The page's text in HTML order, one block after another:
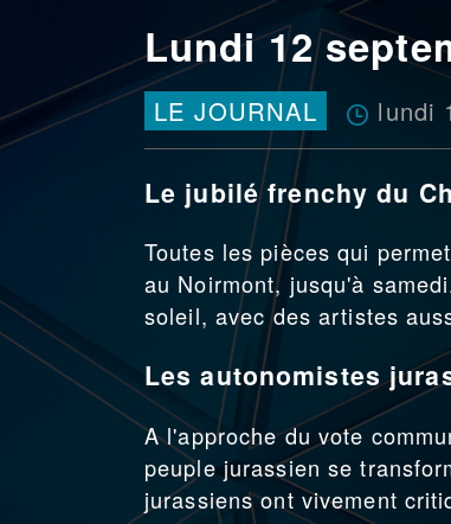
Lundi 12
LE JOURNAL lundi
Le jubilé frenchy du
Toutes les pièces qui
au Noirmont, jusqu'à
soleil, avec des artistes
Les autonomistes
A l'approche du vote
peuple jurassien se
jurassiens ont vivement